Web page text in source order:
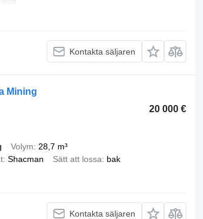
Kontakta säljaren
Mining
20 000 €
Volym
28,7 m³
Shacman Sätt att lossa bak
Kontakta säljaren